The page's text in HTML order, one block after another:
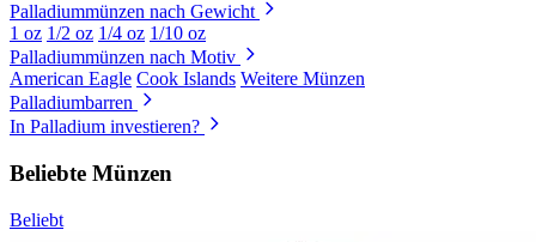
Palladiummünzen nach Gewicht
1 oz 1/2 oz 1/4 oz 1/10 oz
Palladiummünzen nach Motiv
American Eagle Cook Islands Weitere Münzen
Palladiumbarren
In Palladium investieren?
Beliebte Münzen
Beliebt